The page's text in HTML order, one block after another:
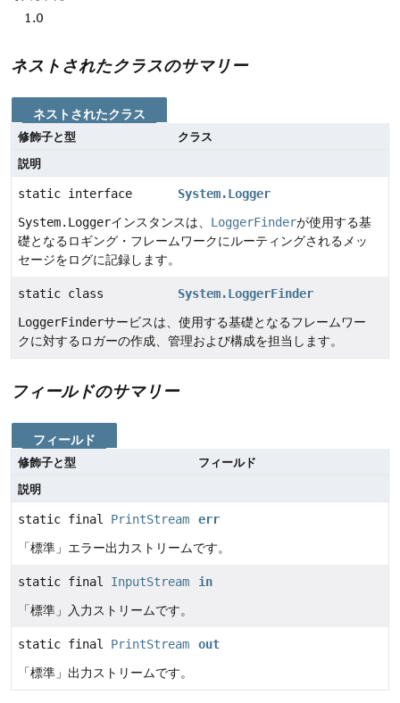
1.0
ネストされたクラスのサマリー
ネストされたクラス
修飾子と型
クラス
説明
static interface
System.Logger
System.Loggerインスタンスは、 LoggerFinderが使用する基
礎となるロギング・フレームワークにルーティングされるメッ
セージをログに記録します。
static class
System.LoggerFinder
LoggerFinderサービスは、使用する基礎となるフレームワー
クに対するロガーの作成、管理および構成を担当します。
フィールドのサマリー
フィールド
修飾子と型
フィールド
説明
static final PrintStream
err
「標準」エラー出力ストリームです。
static final InputStream
in
「標準」入力ストリームです。
static final PrintStream
out
「標準」出力ストリームです。